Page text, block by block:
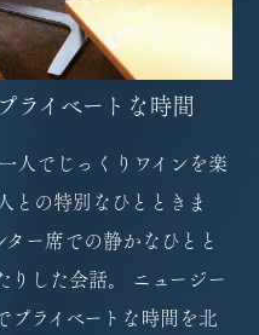
ライベートな時間
人でじっくりワインを楽
との特別なひとときま
ー席での静かなひとと
りした会話。 ニュージー
プライベートな時間を北